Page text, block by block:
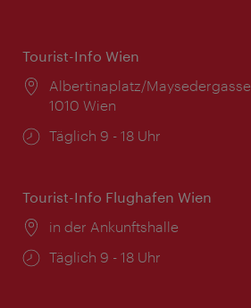
Tourist-Info Wien
Ort:
Albertinaplatz/Maysedergasse
1010 Wien
Öffnungszeiten:
Täglich 9 - 18 Uhr
Tourist-Info Flughafen Wien
Ort:
in der Ankunftshalle
Öffnungszeiten:
Täglich 9 - 18 Uhr